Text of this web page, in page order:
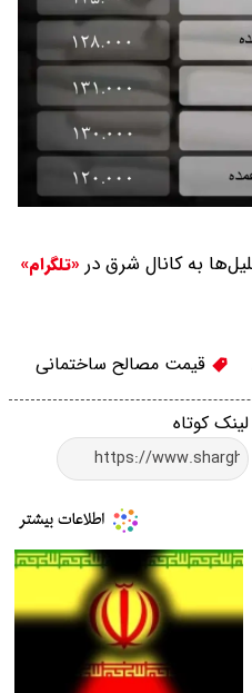
به کانال شرق در «تلگرام»
قیمت مصالح ساختمانی
لینک کوتاه